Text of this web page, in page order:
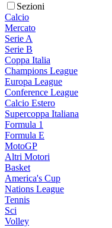
Sezioni
Calcio
Mercato
Serie A
Serie B
Coppa Italia
Champions League
Europa League
Conference League
Calcio Estero
Supercoppa Italiana
Formula 1
Formula E
MotoGP
Altri Motori
Basket
America's Cup
Nations League
Tennis
Sci
Volley